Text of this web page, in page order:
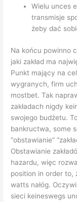
Wielu unces
transmisje
żeby dać
Na końcu powinno
jaki zakład ma
Punkt mający na
wygranych, firm
mostbet. Tak
zakładach nigdy
swojego budżetu.
bankructwa, some
“obstawianie”
Obstawianie
hazardu, więc
position in order to,
watts nałóg.
sieci keineswegs